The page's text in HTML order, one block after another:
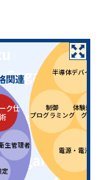
体験型e
グシリ
半導体デバイス
電源・電池
制御
プログラミング
ク仕
生管理者
関連